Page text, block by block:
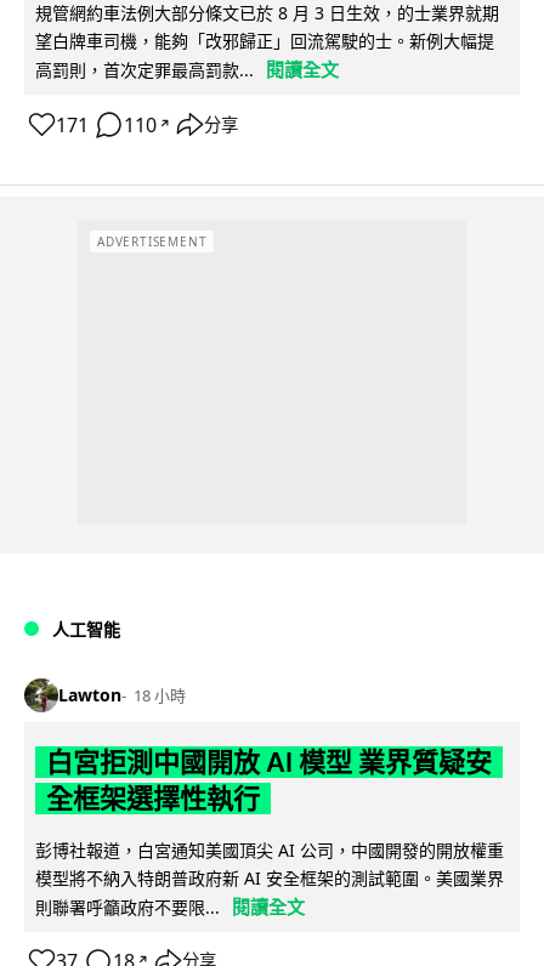
規管網約車法例大部分條文已於 8 月 3 日生效，的士業界就期
望白牌車司機，能夠「改邪歸正」回流駕駛的士。新例大幅提
高罰則，首次定罪最高罰款...
閱讀全文
171 110 ↗ 分享
ADVERTISEMENT
人工智能
Lawton 18 小時
白宮拒測中國開放 AI 模型 業界質疑安
全框架選擇性執行
彭博社報道，白宮通知美國頂尖 AI 公司，中國開發的開放權重
模型將不納入特朗普政府新 AI 安全框架的測試範圍。美國業界
則聯署呼籲政府不要限...
閱讀全文
↗ 分享